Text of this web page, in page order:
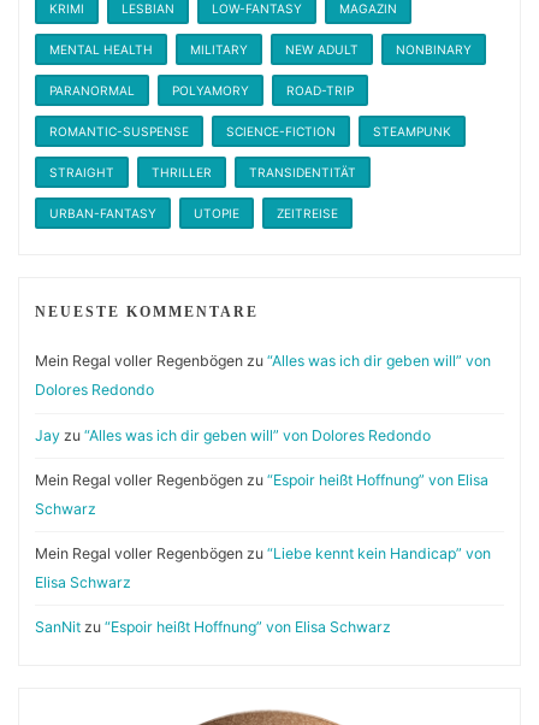
KRIMI LESBIAN LOW-FANTASY MAGAZIN
MENTAL HEALTH MILITARY NEW ADULT NONBINARY
PARANORMAL POLYAMORY ROAD-TRIP
ROMANTIC-SUSPENSE SCIENCE-FICTION STEAMPUNK
STRAIGHT THRILLER TRANSIDENTITÄT
URBAN-FANTASY UTOPIE ZEITREISE
NEUESTE KOMMENTARE
Mein Regal voller Regenbögenzu “Alles was ich dir geben will” von
Dolores Redondo
Jayzu “Alles was ich dir geben will” von Dolores Redondo
Mein Regal voller Regenbögenzu “Espoir heißt Hoffnung” von Elisa
Schwarz
Mein Regal voller Regenbögenzu “Liebe kennt kein Handicap” von
Elisa Schwarz
SanNitzu “Espoir heißt Hoffnung” von Elisa Schwarz